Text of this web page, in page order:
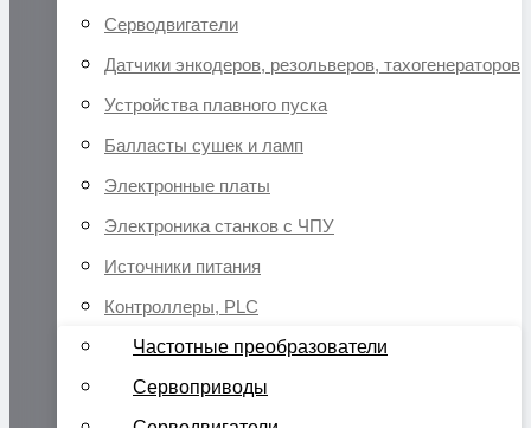
Серводвигатели
Датчики энкодеров, резольверов, тахогенераторов
Устройства плавного пуска
Балласты сушек и ламп
Электронные платы
Электроника станков с ЧПУ
Источники питания
Контроллеры, PLC
Частотные преобразователи
Сервоприводы